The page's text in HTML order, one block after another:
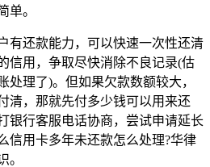
单。
有还款能力，可以快速一次性还清
信用，争取尽快消除不良记录(估
处理了)。但如果欠款数额较大，
清，那就先付多少钱可以用来还
银行客服电话协商，尝试申请延长
信用卡多年未还款怎么处理?华律
。